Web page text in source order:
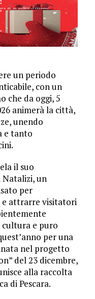
un periodo
con un
che da oggi, 5
animerà la città,
unendo
e tanto
il suo
Natalizi, un
per
e attrarre visitatori
e puro
per una
nel progetto
del 23 dicembre,
alla raccolta
di Pescara.